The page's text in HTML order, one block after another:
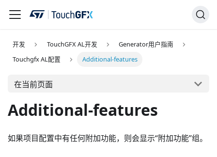
开发 TouchGFX AL开发
Generator用户指南
Touchgfx AL配置
Additional-features
在当前页面
Additional-features
如果项目配置中有任何附加功能，则会显示“附加功能”组。